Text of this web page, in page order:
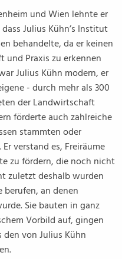
und Wien lehnte er
Julius Kühn’s Institut
behandelte, da er keinen
und Praxis zu erkennen
Julius Kühn modern, er
- durch mehr als 300
der Landwirtschaft
förderte auch zahlreiche
stammten oder
verstand es, Freiräume
zu fördern, die noch nicht
zuletzt deshalb wurden
berufen, an denen
Sie bauten in ganz
Vorbild auf, gingen
von Julius Kühn